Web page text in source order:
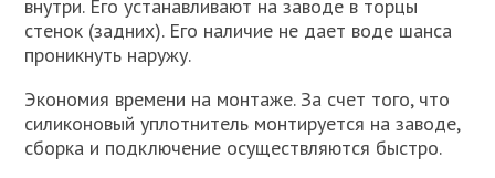
внутри. Его устанавливают на заводе в торцы
стенок (задних). Его наличие не дает воде шанса
проникнуть наружу.
Экономия времени на монтаже. За счет того, что
силиконовый уплотнитель монтируется на заводе,
сборка и подключение осуществляются быстро.